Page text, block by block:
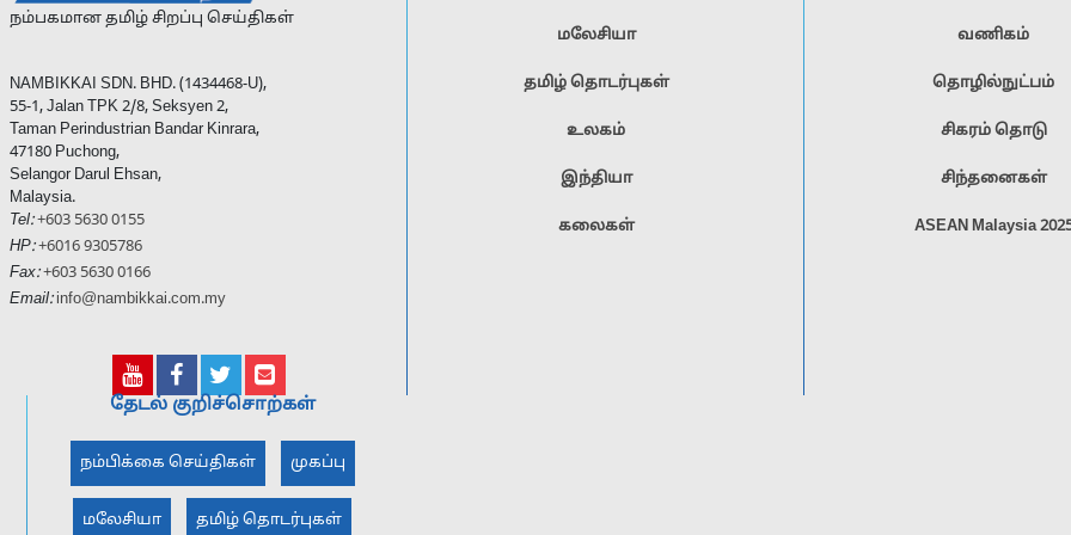
நம்பகமான தமிழ் சிறப்பு செய்திகள்
NAMBIKKAI SDN. BHD. (1434468-U),
55-1, Jalan TPK 2/8, Seksyen 2,
Taman Perindustrian Bandar Kinrara,
47180 Puchong,
Selangor Darul Ehsan,
Malaysia.
Tel:+603 5630 0155
HP:+6016 9305786
Fax:+603 5630 0166
Email: info@nambikkai.com.my
மலேசியா
தமிழ் தொடர்புகள்
உலகம்
இந்தியா
கலைகள்
வணிகம்
தொழில்நுட்பம்
சிகரம் தொடு
சிந்தனைகள்
ASEAN Malaysia
தேடல் குறிச்சொற்கள்
நம்பிக்கை செய்திகள் முகப்பு
மலேசியா தமிழ் தொடர்புகள்